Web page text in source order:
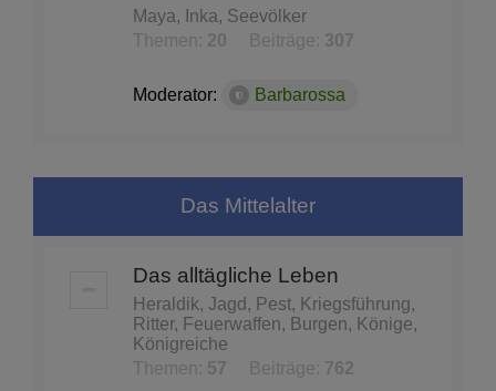
Maya, Inka, Seevölker
Themen: 20 Beiträge: 307
Moderator: Barbarossa
Das Mittelalter
Das alltägliche Leben
Heraldik, Jagd, Pest, Kriegsführung,
Ritter, Feuerwaffen, Burgen, Könige,
Königreiche
Themen: 57 Beiträge: 762